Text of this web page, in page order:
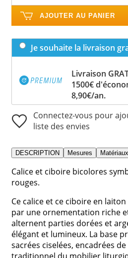
AJOUTER AU PANIER
Je souhaite la livraison
Livraison
1500€
8,90€/an.
Connectez-vous pour
liste des envies
DESCRIPTION Mesures Matériaux
Calice et ciboire bicolores
rouges.
Ce calice et ce ciboire en
par une ornementation riche
alternent parties dorées et
élégant et lumineux. La base
sacrées ciselées, encadrées